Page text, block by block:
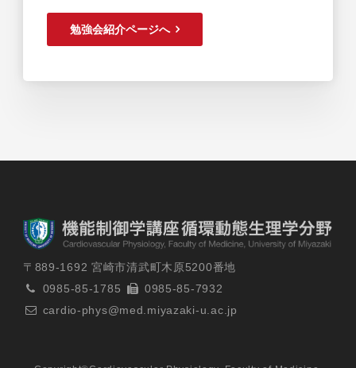
勉強会紹介ページへ
〒889-1692 宮崎市清武町木原5200番地
0985-85-1785
0985-85-7932
cardio-phys@med.miyazaki-u.ac.jp